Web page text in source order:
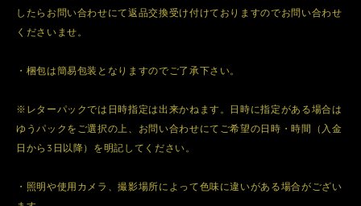
したらお問い合わせにて返品交換受け付けておりますのでお問い合わせ
くださいませ。
・梱包は簡易包装となりますのでご了承下さい。
※レターパックでは日時指定は出来かねます。日時に指定がある場合は
ゆうパックをご選択の上、お問い合わせにてご希望の日時・時間（入金
日から3日以降）を明記してください。
・照明や使用カメラ、撮影場所によって色味に違いがある場合がござい